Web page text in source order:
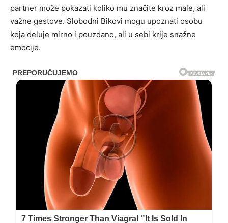
partner može pokazati koliko mu značite kroz male, ali
važne gestove. Slobodni Bikovi mogu upoznati osobu
koja deluje mirno i pouzdano, ali u sebi krije snažne
emocije.